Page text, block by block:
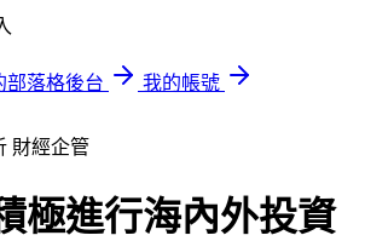
部落格後台
我的帳號
財經企管
極進行海內外投資